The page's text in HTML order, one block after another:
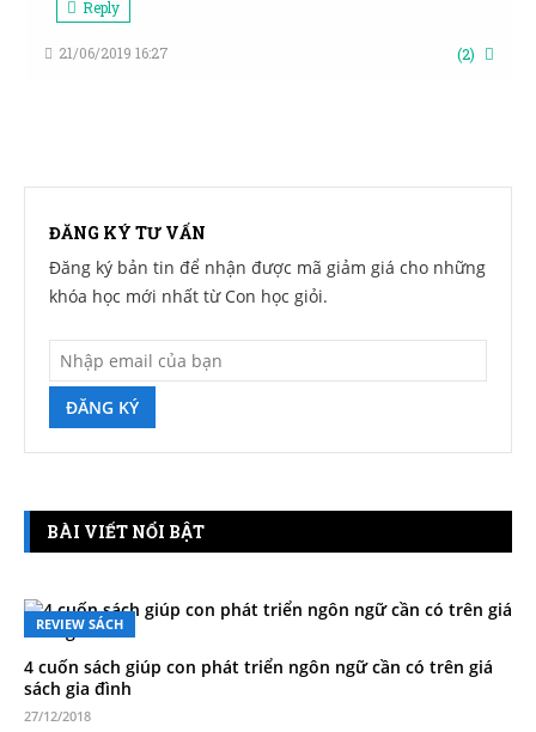
Reply
21/06/2019 16:27 (2)
ĐĂNG KÝ TƯ VẤN
Đăng ký bản tin để nhận được mã giảm giá cho những
khóa học mới nhất từ Con học giỏi.
ĐĂNG KÝ
BÀI VIẾT NỔI BẬT
REVIEW SÁCH
4 cuốn sách giúp con phát triển ngôn ngữ cần có trên giá
sách gia đình
27/12/2018